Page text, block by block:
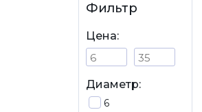
Фильтр
Цена:
Диаметр:
6